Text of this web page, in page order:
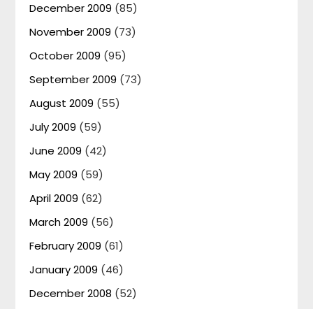
December 2009 (85)
November 2009 (73)
October 2009 (95)
September 2009 (73)
August 2009 (55)
July 2009 (59)
June 2009 (42)
May 2009 (59)
April 2009 (62)
March 2009 (56)
February 2009 (61)
January 2009 (46)
December 2008 (52)